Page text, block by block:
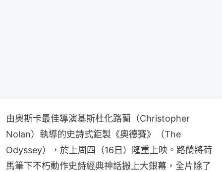
由奧斯卡最佳導演基斯杜化路蘭（Christopher
Nolan）執導的史詩式鉅製《奧德賽》（The
Odyssey），於上周四（16日）隆重上映。路蘭將荷
馬筆下不朽動作史詩經典神話搬上大銀幕，全片除了